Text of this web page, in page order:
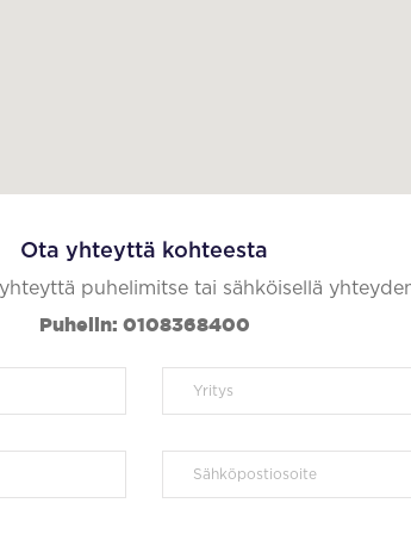
Ota yhteyttä kohteesta
puhelimitse tai sähköisellä
Puhelin: 0108368400